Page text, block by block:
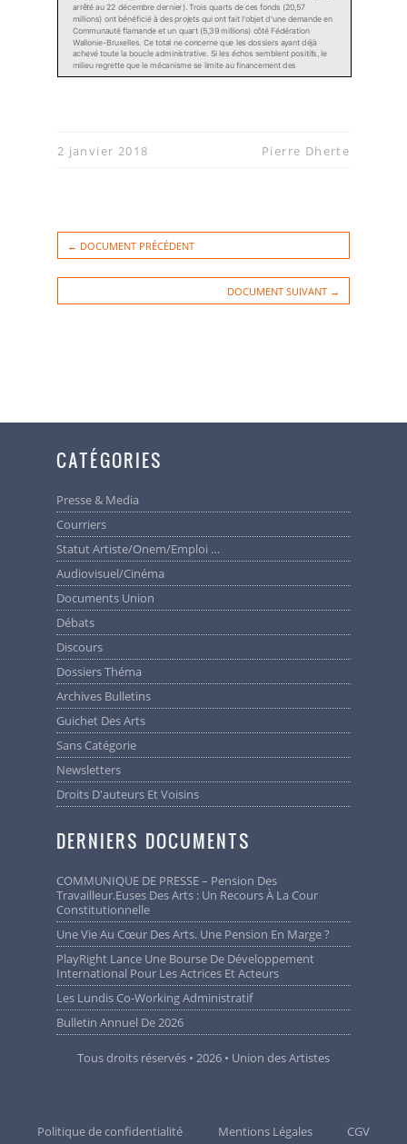
arrêté au 22 décembre dernier). Trois quarts de ces fonds (20,57
millions) ont bénéficié à des projets qui ont fait l'objet d'une demande en
Communauté flamande et un quart (5,39 millions) côté Fédération
Wallonie-Bruxelles. Ce total ne concerne que les dossiers ayant déjà
achevé toute la boucle administrative. Si les échos semblent positifs, le
milieu regrette que le mécanisme se limite au financement des
2 janvier 2018 Pierre Dherte
← DOCUMENT PRÉCÉDENT
DOCUMENT SUIVANT →
CATÉGORIES
Presse & Media
Courriers
Statut Artiste/Onem/Emploi …
Audiovisuel/cinéma
Documents Union
Débats
Discours
Dossiers Théma
Archives Bulletins
Guichet Des Arts
Sans Catégorie
Newsletters
Droits D'auteurs Et Voisins
DERNIERS DOCUMENTS
COMMUNIQUE DE PRESSE – Pension Des
Travailleur.euses Des Arts : Un Recours À La Cour
Constitutionnelle
Une Vie Au Cœur Des Arts. Une Pension En Marge ?
PlayRight Lance Une Bourse De Développement
International Pour Les Actrices Et Acteurs
Les Lundis Co-Working Administratif
Bulletin Annuel De 2026
Tous droits réservés • 2026 • Union des Artistes
Politique de confidentialité Mentions Légales CGV